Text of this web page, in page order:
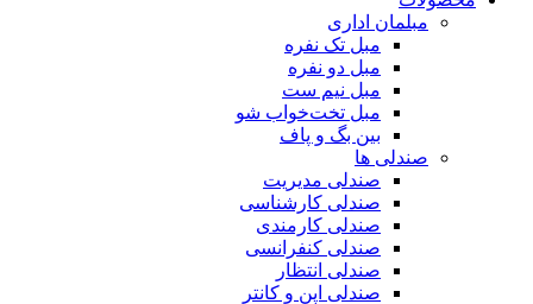
مبلمان اداری
مبل تک نفره
مبل دو نفره
مبل نیم ست
مبل تخت‌خواب شو
بین بگ و پاف
صندلی ها
صندلی مدیریت
صندلی کارشناسی
صندلی کارمندی
صندلی کنفرانسی
صندلی انتظار
صندلی اپن و کانتر